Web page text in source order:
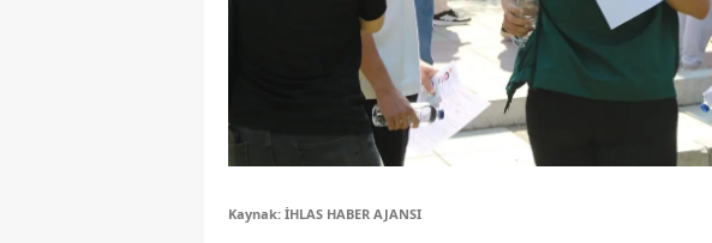
Bayburt
Karaman
Kırıkkale
Kaynak: İHLAS HABER AJANSI